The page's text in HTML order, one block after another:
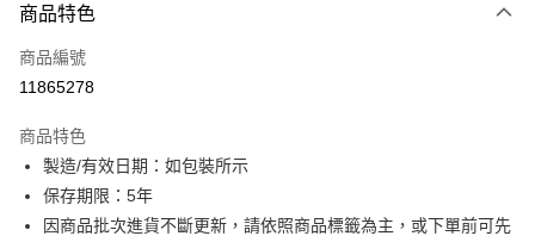
信用卡一次付款
超商取貨付款
Apple Pay
街口支付
商品特色
商品編號
11865278
商品特色
製造/有效日期：如包裝所示
保存期限：5年
因商品批次進貨不斷更新，請依照商品標籤為主，或下單前可先